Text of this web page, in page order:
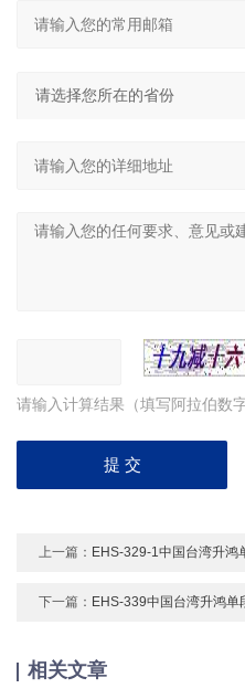
请输入计算结果（填写阿拉伯数
上一篇： EHS-329-1中国台湾升鸿
下一篇： EHS-339中国台湾升鸿单
相关文章